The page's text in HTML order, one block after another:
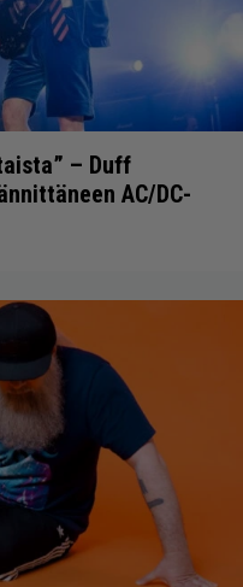
– Duff
AC/DC-